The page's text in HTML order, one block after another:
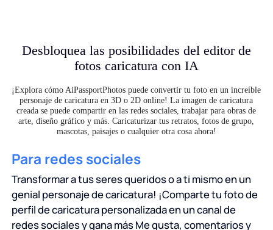
Desbloquea las posibilidades del editor de
fotos caricatura con IA
¡Explora cómo AiPassportPhotos puede convertir tu foto en un increíble
personaje de caricatura en 3D o 2D online! La imagen de caricatura
creada se puede compartir en las redes sociales, trabajar para obras de
arte, diseño gráfico y más. Caricaturizar tus retratos, fotos de grupo,
mascotas, paisajes o cualquier otra cosa ahora!
Para redes sociales
Transformar a tus seres queridos o a ti mismo en un
genial personaje de caricatura! ¡Comparte tu foto de
perfil de caricatura personalizada en un canal de
redes sociales y gana más Me gusta, comentarios y